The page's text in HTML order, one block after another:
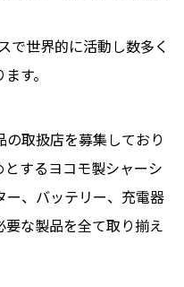
で世界的に活動し数多く
す。
取扱店を募集しており
するヨコモ製シャーシ
ー、バッテリー、充電器
な製品を全て取り揃え